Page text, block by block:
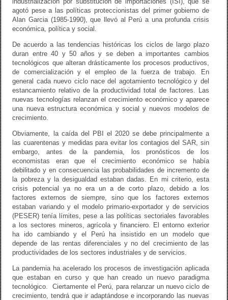
agotó pese a las políticas proteccionistas del primer gobierno de
Alan Garcia (1985-1990), que llevó al Perú a una profunda crisis
económica, política y social.
De acuerdo a las tendencias históricas los ciclos de largo plazo
duran entre 40 y 50 años y se deben a importantes cambios
tecnológicos que alteran drásticamente los procesos productivos,
de comercialización y el empleo de la fuerza de trabajo. En
general cada nuevo ciclo nace del agotamiento tecnológico y del
estancamiento relativo de la productividad total de factores. Las
nuevas tecnologías relanzan el crecimiento económico y aparece
una nueva estructura económica y social y nuevos modelos de
crecimiento.
Obviamente, la caída del PBI el 2020 se debe principalmente a
las cuarentenas y medidas para evitar los contagios del SAR, sin
embargo, antes de la pandemia, los pronósticos de los
economistas eran que el crecimiento económico se había
debilitado y en consecuencia las probabilidades de incremento de
la pobreza y la desigualdad estaban dadas. En mi criterio, esta
crisis potencial ya no era un a de corto plazo, debido a los
factores externos de siempre, sino que los factores externos
estaban variando y el modelo primario-exportador y de servicios
(PESER) tenía límites, pese a las políticas sectoriales favorables
a los sectores mineros, agrícola y financiero. El entorno exterior
ha ido cambiando y el Perú ha insistido en un modelo que
depende de las rentas diferenciales y no del crecimiento de las
productividades de los sectores industriales y de servicios.
La pandemia ha acelerado los procesos de investigación aplicada
que estaban en curso y que han creado un nuevo paradigma
tecnológico. Ciertamente el Perú, para relanzar un nuevo ciclo de
crecimiento, tendrá que ir adaptándose e incorporando las nuevas